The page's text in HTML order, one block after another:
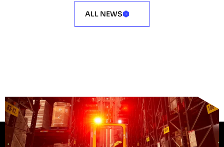
ALL NEWS